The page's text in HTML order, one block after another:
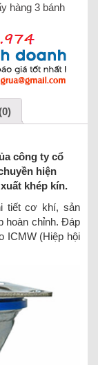
hàng 3 bánh
công ty cổ
hiện
khép kín.
tiết cơ khí, sản
hoàn chỉnh. Đáp
ICMW (Hiệp hội